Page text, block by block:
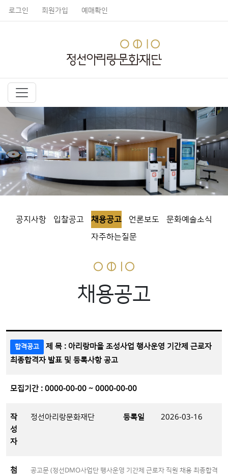
로그인 회원가입 예매확인
공지사항 입찰공고 채용공고 언론보도
문화예술소식
자주하는질문
채용공고
합격공고
제 목 : 아리랑마을 조성사업 행사운영 기간제 근로자
최종합격자 발표 및 등록사항 공고
모집기간 : 0000-00-00 ~ 0000-00-00
작
성
자
정선아리랑문화재단 등록일 2026-03-16
첨
공고문 (정선DMO사업단 행사운영 기간제 근로자 직원 채용 최종합격